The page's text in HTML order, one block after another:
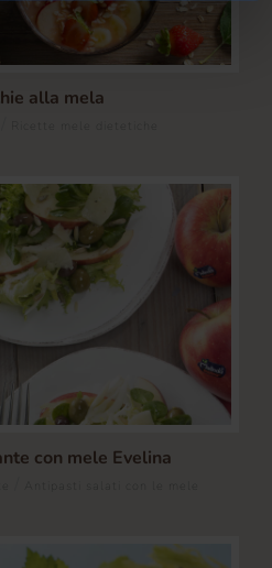
alla mela
con mele Evelina